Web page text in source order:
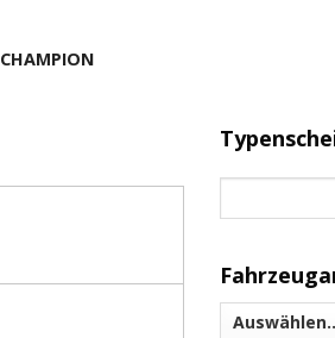
CHAMPION